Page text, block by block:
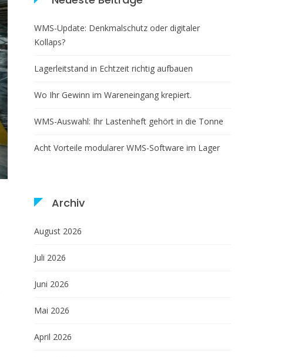
WMS-Update: Denkmalschutz oder digitaler
Kollaps?
Lagerleitstand in Echtzeit richtig aufbauen
Wo Ihr Gewinn im Wareneingang krepiert.
WMS-Auswahl: Ihr Lastenheft gehört in die Tonne
Acht Vorteile modularer WMS-Software im Lager
Archiv
August 2026
Juli 2026
Juni 2026
Mai 2026
April 2026